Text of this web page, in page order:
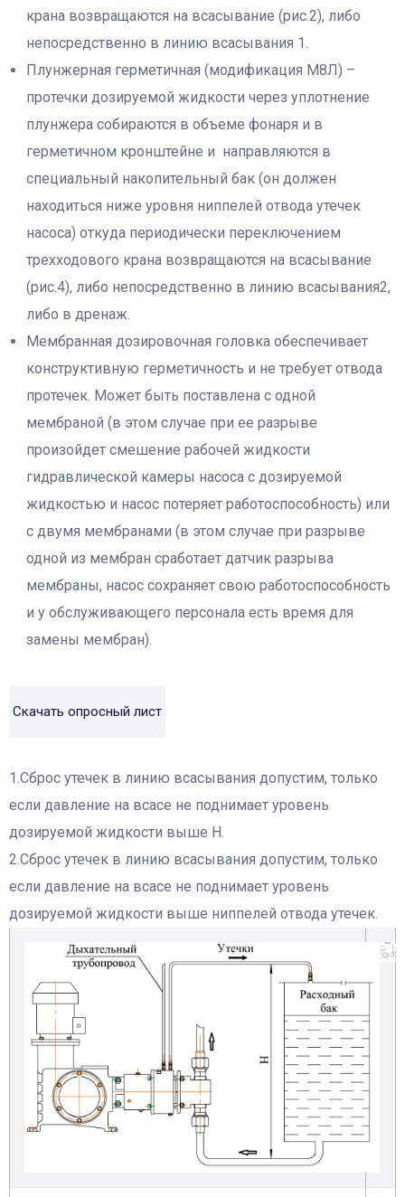
крана возвращаются на всасывание (рис.2), либо
непосредственно в линию всасывания 1.
Плунжерная герметичная (модификация М8Л) –
протечки дозируемой жидкости через уплотнение
плунжера собираются в объеме фонаря и в
герметичном кронштейне и направляются в
специальный накопительный бак (он должен
находиться ниже уровня ниппелей отвода утечек
насоса) откуда периодически переключением
трехходового крана возвращаются на всасывание
(рис.4), либо непосредственно в линию всасывания2,
либо в дренаж.
Мембранная дозировочная головка обеспечивает
конструктивную герметичность и не требует отвода
протечек. Может быть поставлена с одной
мембраной (в этом случае при ее разрыве
произойдет смешение рабочей жидкости
гидравлической камеры насоса с дозируемой
жидкостью и насос потеряет работоспособность) или
с двумя мембранами (в этом случае при разрыве
одной из мембран сработает датчик разрыва
мембраны, насос сохраняет свою работоспособность
и у обслуживающего персонала есть время для
замены мембран).
Скачать опросный лист
1.Сброс утечек в линию всасывания допустим, только
если давление на всасе не поднимает уровень
дозируемой жидкости выше Н.
2.Сброс утечек в линию всасывания допустим, только
если давление на всасе не поднимает уровень
дозируемой жидкости выше ниппелей отвода утечек.